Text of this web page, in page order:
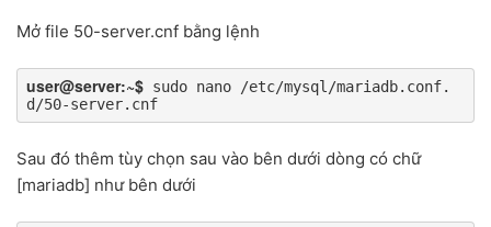
Mở file 50-server.cnf bằng lệnh
user@server:~$ sudo nano /etc/mysql/mariadb.conf.
d/50-server.cnf
Sau đó thêm tùy chọn sau vào bên dưới dòng có chữ
[mariadb] như bên dưới